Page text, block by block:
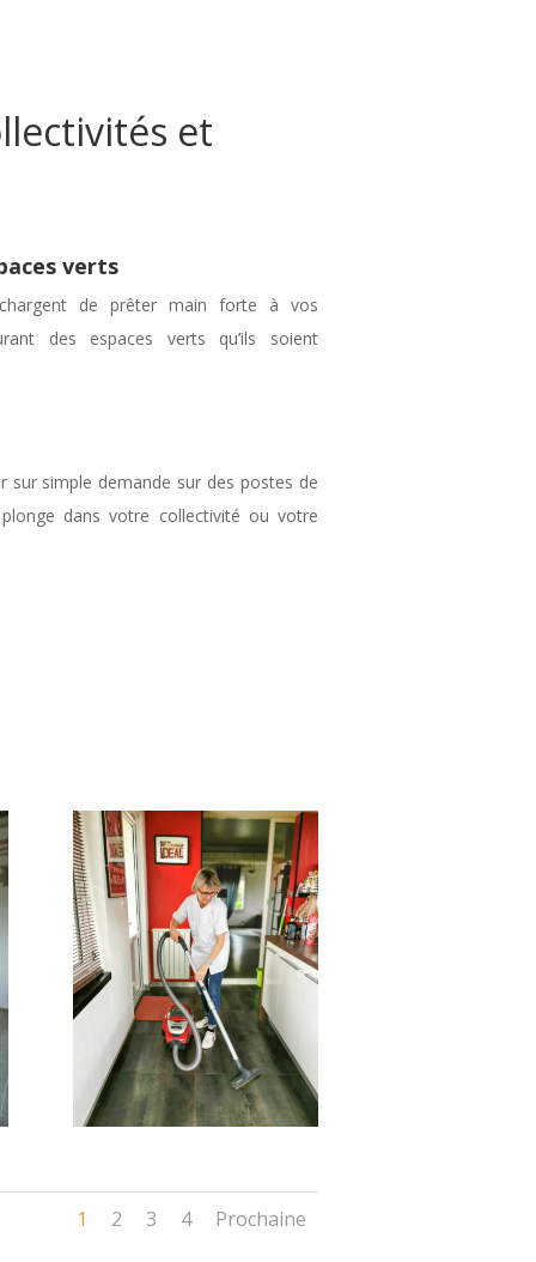
et
verts
de prêter main forte à vos
des espaces verts qu’ils soient
sur simple demande sur des postes de
dans votre collectivité ou votre
1 2 3 4 Prochaine